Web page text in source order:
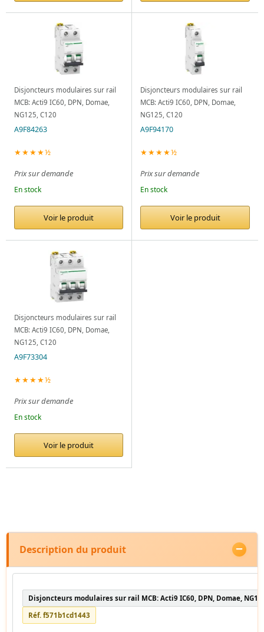
Disjoncteurs modulaires sur rail
MCB: Acti9 IC60, DPN, Domae,
NG125, C120
A9F84263
★★★★½
Prix sur demande
En stock
Voir le produit
Disjoncteurs modulaires sur rail
MCB: Acti9 IC60, DPN, Domae,
NG125, C120
A9F94170
★★★★½
Prix sur demande
En stock
Voir le produit
Disjoncteurs modulaires sur rail
MCB: Acti9 IC60, DPN, Domae,
NG125, C120
A9F73304
★★★★½
Prix sur demande
En stock
Voir le produit
Description du produit
Disjoncteurs modulaires sur rail MCB: Acti9 IC60, DPN, Domae,
Réf. f571b1cd1443